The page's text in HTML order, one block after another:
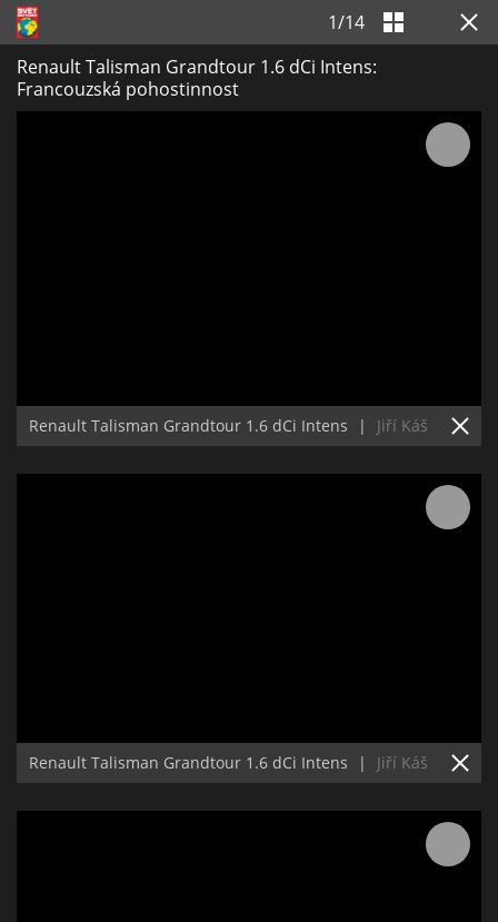
1/14
Renault Talisman Grandtour 1.6 dCi Intens:
Francouzská pohostinnost
Renault Talisman Grandtour 1.6 dCi Intens | Jiří Káš
Renault Talisman Grandtour 1.6 dCi Intens | Jiří Káš